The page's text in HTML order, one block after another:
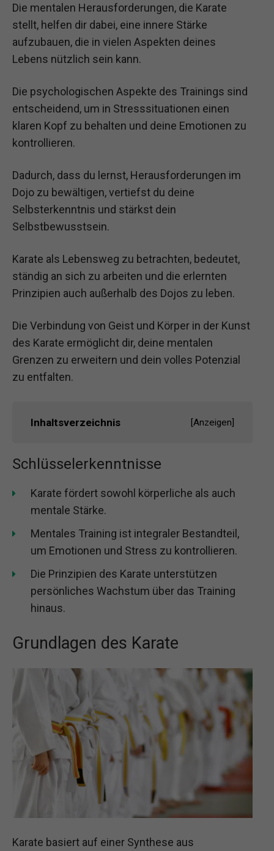
Die mentalen Herausforderungen, die Karate
stellt, helfen dir dabei, eine innere Stärke
aufzubauen, die in vielen Aspekten deines
Lebens nützlich sein kann.
Die psychologischen Aspekte des Trainings sind
entscheidend, um in Stresssituationen einen
klaren Kopf zu behalten und deine Emotionen zu
kontrollieren.
Dadurch, dass du lernst, Herausforderungen im
Dojo zu bewältigen, vertiefst du deine
Selbsterkenntnis und stärkst dein
Selbstbewusstsein.
Karate als Lebensweg zu betrachten, bedeutet,
ständig an sich zu arbeiten und die erlernten
Prinzipien auch außerhalb des Dojos zu leben.
Die Verbindung von Geist und Körper in der Kunst
des Karate ermöglicht dir, deine mentalen
Grenzen zu erweitern und dein volles Potenzial
zu entfalten.
Inhaltsverzeichnis [Anzeigen]
Schlüsselerkenntnisse
Karate fördert sowohl körperliche als auch
mentale Stärke.
Mentales Training ist integraler Bestandteil,
um Emotionen und Stress zu kontrollieren.
Die Prinzipien des Karate unterstützen
persönliches Wachstum über das Training
hinaus.
Grundlagen des Karate
Karate basiert auf einer Synthese aus